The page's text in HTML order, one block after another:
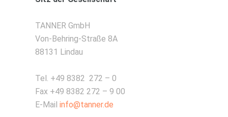
TANNER GmbH
Von-Behring-Straße 8A
88131 Lindau
Tel. +49 8382 272 – 0
Fax +49 8382 272 – 9 00
E-Mail info@tanner.de